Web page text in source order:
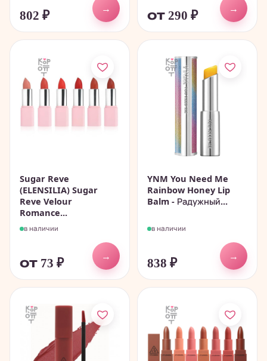
802 ₽
→
от 290 ₽
→
Sugar Reve
(ELENSILIA) Sugar
Reve Velour
Romance...
в наличии
от 73 ₽
→
YNM You Need Me
Rainbow Honey Lip
Balm - Радужный...
в наличии
838 ₽
→